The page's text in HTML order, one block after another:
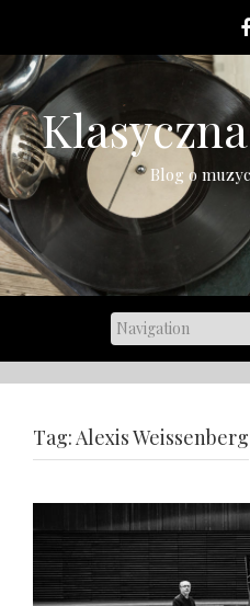
content
Blog o
Tag:Alexis Weissenberg